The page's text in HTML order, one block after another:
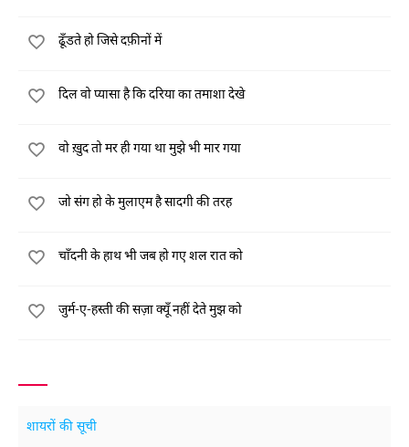
ढूँडते हो जिसे दफ़ीनों में
दिल वो प्यासा है कि दरिया का तमाशा देखे
वो ख़ुद तो मर ही गया था मुझे भी मार गया
जो संग हो के मुलाएम है सादगी की तरह
चाँदनी के हाथ भी जब हो गए शल रात को
जुर्म-ए-हस्ती की सज़ा क्यूँ नहीं देते मुझ को
शायरों की सूची